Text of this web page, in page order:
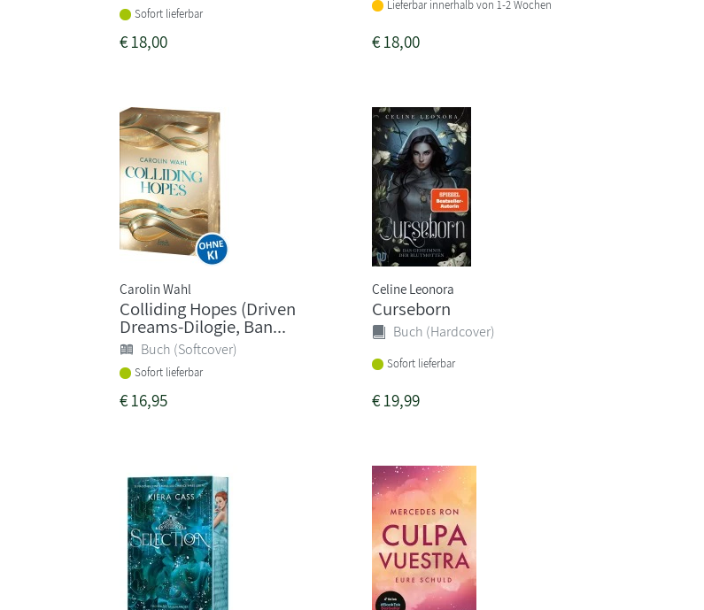
Sofort lieferbar
€18,00
Lieferbar innerhalb von 1-2 Wochen
€18,00
Carolin Wahl
Colliding Hopes (Driven
Dreams-Dilogie, Ban...
Buch (Softcover)
Sofort lieferbar
€16,95
Celine Leonora
Curseborn
Buch (Hardcover)
Sofort lieferbar
€19,99